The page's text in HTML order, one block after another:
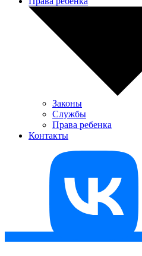
Законы
Службы
Права ребенка
Контакты